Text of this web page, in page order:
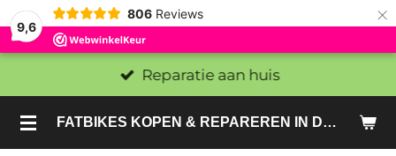
9,6
806 Reviews ×
FATBIKES KOPEN & REPAREREN IN DEN HAAG EN ZOETERMEER - SACHE BIKES
Reparatie aan huis